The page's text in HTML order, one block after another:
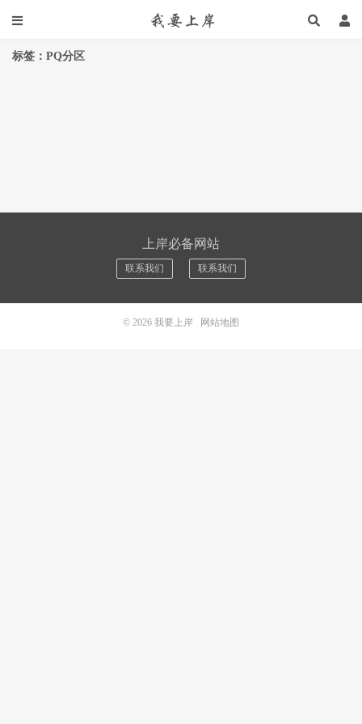
标签：PQ分区
上岸必备网站
联系我们 联系我们
© 2026 我要上岸 网站地图